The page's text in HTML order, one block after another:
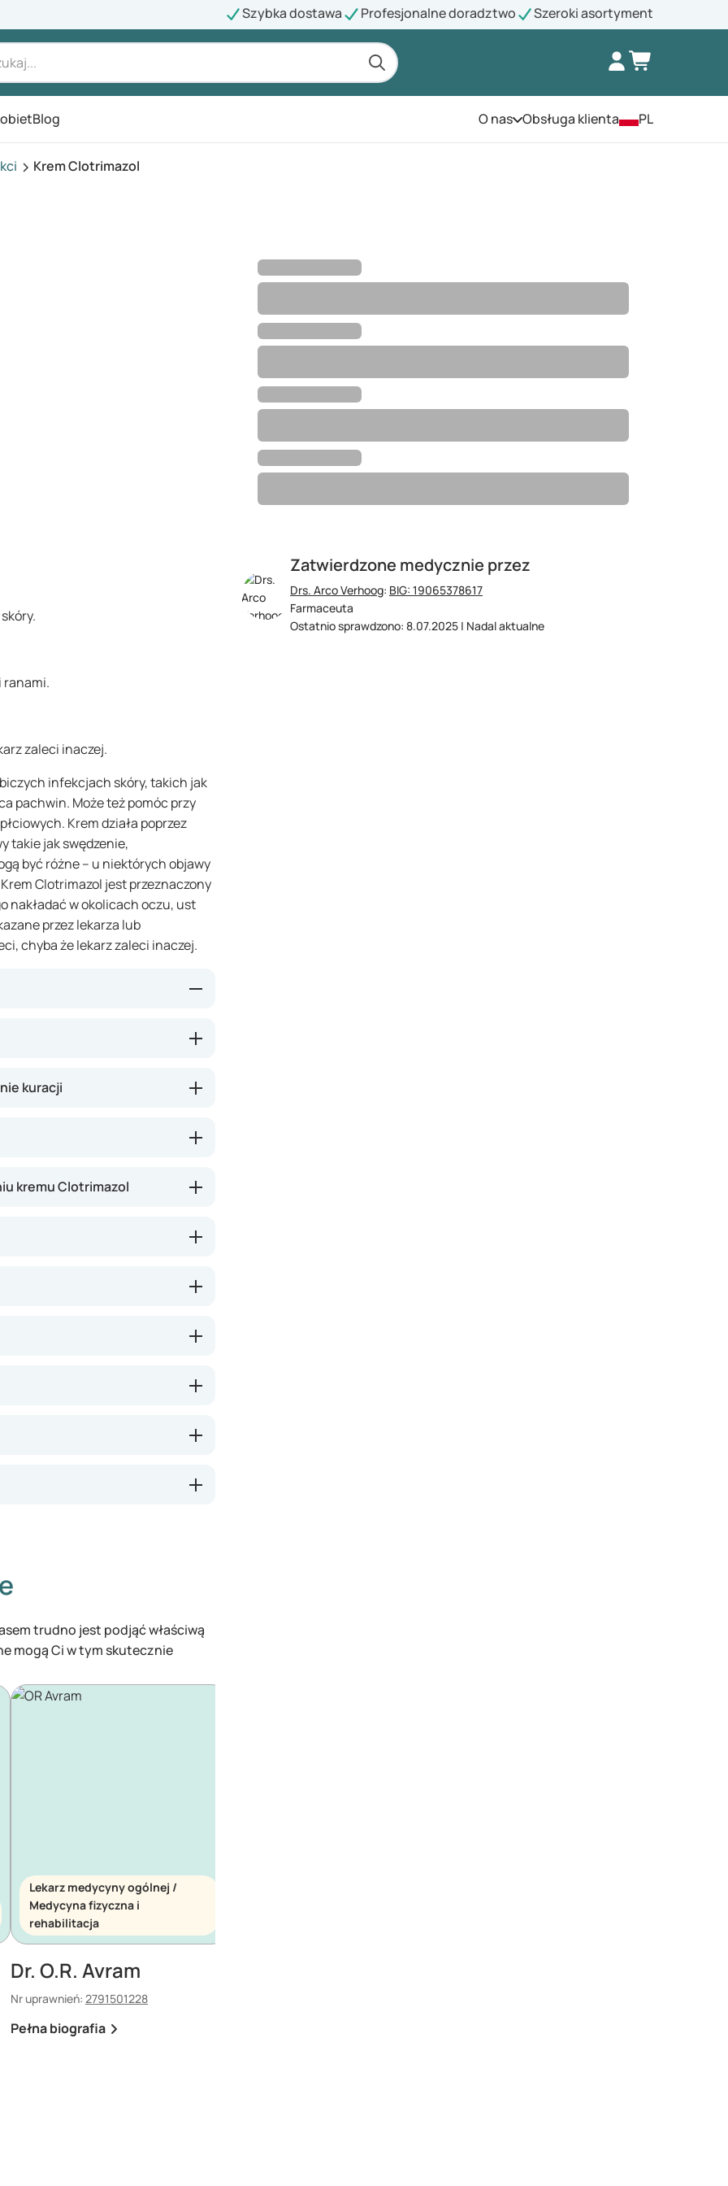
Szybka dostawa Profesjonalne doradztwo Szeroki asortyment
Blog O nasOtwórz menu
Obsługa klienta PL
Krem Clotrimazol
Zatwierdzone medycznie przez
Drs. Arco Verhoog: BIG: 19065378617
Farmaceuta
Ostatnio sprawdzono: 8.07.2025 | Nadal aktualne
ranami.
zaleci inaczej.
infekcjach skóry, takich jak
pachwin. Może też pomóc przy
Krem działa poprzez
takie jak swędzenie,
być różne – u niektórych objawy
Clotrimazol jest przeznaczony
nakładać w okolicach oczu, ust
przez lekarza lub
chyba że lekarz zaleci inaczej.
tam, gdzie trzeba. Plusem
kuracji
kremu Clotrimazol
trudno jest podjąć właściwą
mogą Ci w tym skutecznie
Lekarz medycyny ogólnej /
Medycyna fizyczna i
rehabilitacja
Dr. O.R. Avram
Nr uprawnień: 2791501228
Pełna biografia